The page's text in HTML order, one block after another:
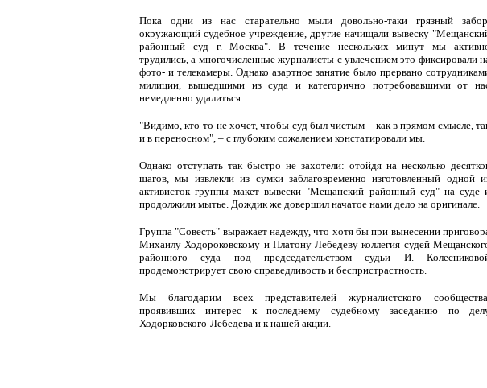
Пока одни из нас старательно мыли довольно-таки грязный
окружающий судебное учреждение, другие начищали вывеску
районный суд г. Москва". В течение нескольких минут мы
трудились, а многочисленные журналисты с увлечением это фиксировали
фото- и телекамеры. Однако азартное занятие было прервано
милиции, вышедшими из суда и категорично потребовавшими от
немедленно удалиться.
"Видимо, кто-то не хочет, чтобы суд был чистым – как в прямом смысле,
и в переносном", – с глубоким сожалением констатировали мы.
Однако отступать так быстро не захотели: отойдя на несколько
шагов, мы извлекли из сумки заблаговременно изготовленный одной
активисток группы макет вывески "Мещанский районный суд" на суде
продолжили мытье. Дождик же довершил начатое нами дело на оригинале.
Группа "Совесть" выражает надежду, что хотя бы при вынесении
Михаилу Ходороковскому и Платону Лебедеву коллегия судей
районного суда под председательством судьи И.
продемонстрирует свою справедливость и беспристрастность.
Мы благодарим всех представителей журналистского
проявивших интерес к последнему судебному заседанию по
Ходорковского-Лебедева и к нашей акции.